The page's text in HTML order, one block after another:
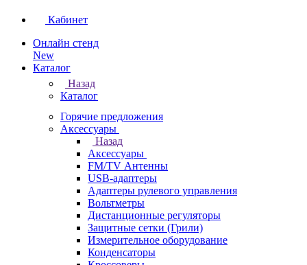
Кабинет
Онлайн стенд
New
Каталог
Назад
Каталог
Горячие предложения
Аксессуары
Назад
Аксессуары
FM/TV Антенны
USB-адаптеры
Адаптеры рулевого управления
Вольтметры
Дистанционные регуляторы
Защитные сетки (Грили)
Измерительное оборудование
Конденсаторы